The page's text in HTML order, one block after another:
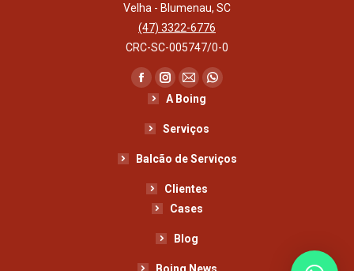
Velha - Blumenau, SC
(47) 3322-6776
CRC-SC-005747/0-0
Facebook
page
opens
window
Instagram
page
opens
window
Mail
page
opens
window
Whatsapp
new
A Boing
Serviços
Balcão de Serviços
Clientes
Cases
Blog
Boing News